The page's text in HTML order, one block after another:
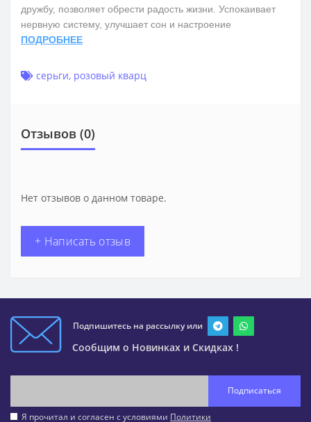
дружбу, позволяет обрести радость жизни. Успокаивает
нервную систему, улучшает сон и настроение
ПОДРОБНЕЕ
серьги, розовый кварц
Отзывов (0)
Нет отзывов о данном товаре.
+ Написать отзыв
Подпишитесь на рассылку или
Сообщим о Новинках и Скидках !
Подписаться
Я прочитал и согласен с условиями Политики